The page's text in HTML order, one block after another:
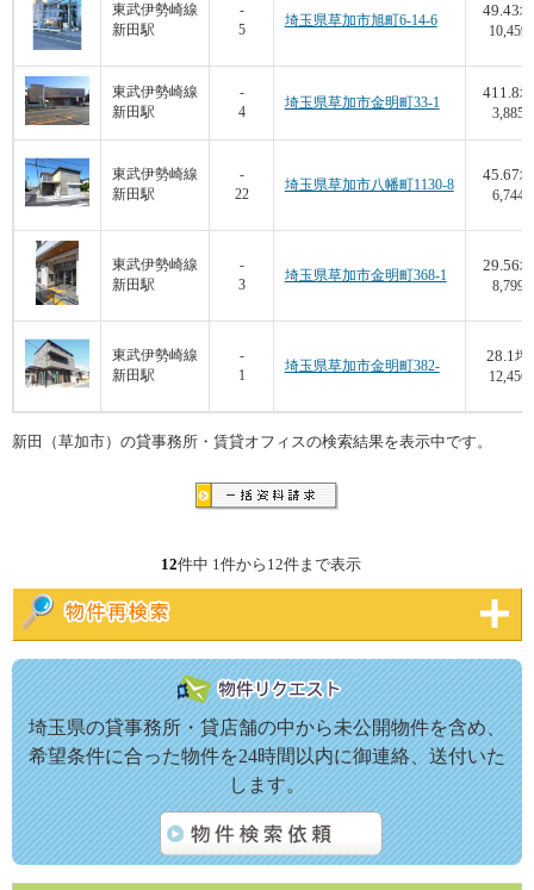
埼玉県の貸事務所・貸店舗の中から未公開物件を含め、
希望条件に合った物件を24時間以内に御連絡、送付いた
します。
東武伊勢崎線
新田駅
-
5
埼玉県草加市旭町6-14-6
49.43坪
10,459
東武伊勢崎線
新田駅
-
4
埼玉県草加市金明町33-1
411.8坪
3,885
東武伊勢崎線
新田駅
-
22
埼玉県草加市八幡町1130-8
45.67坪
6,744
東武伊勢崎線
新田駅
-
3
埼玉県草加市金明町368-1
29.56坪
8,799
東武伊勢崎線
新田駅
-
1
埼玉県草加市金明町382-
28.1坪
12,456
新田（草加市）の貸事務所・賃貸オフィスの検索結果を表示中です。
12件中 1件から12件まで表示